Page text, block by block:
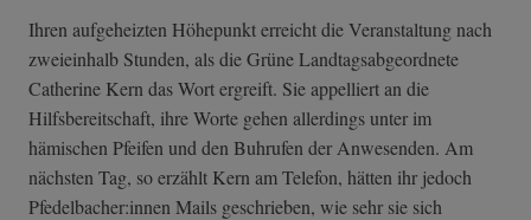
Ihren aufgeheizten Höhepunkt erreicht die Veranstaltung nach
zweieinhalb Stunden, als die Grüne Landtagsabgeordnete
Catherine Kern das Wort ergreift. Sie appelliert an die
Hilfsbereitschaft, ihre Worte gehen allerdings unter im
hämischen Pfeifen und den Buhrufen der Anwesenden. Am
nächsten Tag, so erzählt Kern am Telefon, hätten ihr jedoch
Pfedelbacher:innen Mails geschrieben, wie sehr sie sich